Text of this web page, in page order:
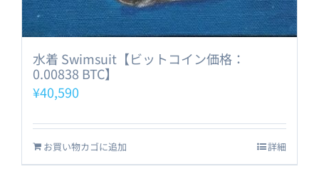
水着 Swimsuit【ビットコイン価格：
0.00838 BTC】
¥40,590
お買い物カゴに追加 詳細